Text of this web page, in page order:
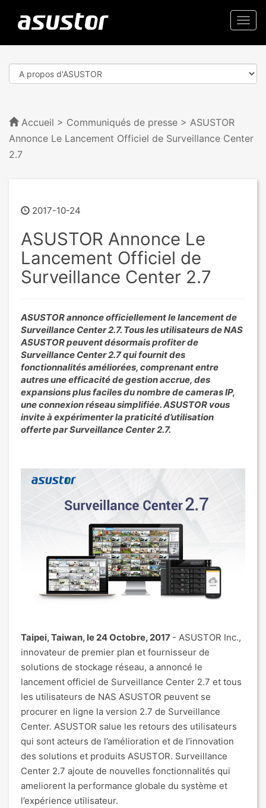
Accueil > Communiqués de presse > ASUSTOR
Annonce Le Lancement Officiel de Surveillance Center
2.7
2017-10-24
ASUSTOR Annonce Le
Lancement Officiel de
Surveillance Center 2.7
ASUSTOR annonce officiellement le lancement de
Surveillance Center 2.7. Tous les utilisateurs de NAS
ASUSTOR peuvent désormais profiter de
Surveillance Center 2.7 qui fournit des
fonctionnalités améliorées, comprenant entre
autres une efficacité de gestion accrue, des
expansions plus faciles du nombre de cameras IP,
une connexion réseau simplifiée. ASUSTOR vous
invite à expérimenter la praticité d’utilisation
offerte par Surveillance Center 2.7.
Taipei, Taiwan, le 24 Octobre, 2017 - ASUSTOR Inc.,
innovateur de premier plan et fournisseur de
solutions de stockage réseau, a annoncé le
lancement officiel de Surveillance Center 2.7 et tous
les utilisateurs de NAS ASUSTOR peuvent se
procurer en ligne la version 2.7 de Surveillance
Center. ASUSTOR salue les retours des utilisateurs
qui sont acteurs de l’amélioration et de l’innovation
des solutions et produits ASUSTOR. Surveillance
Center 2.7 ajoute de nouvelles fonctionnalités qui
ameliorent la performance globale du système et
l’expérience utilisateur.